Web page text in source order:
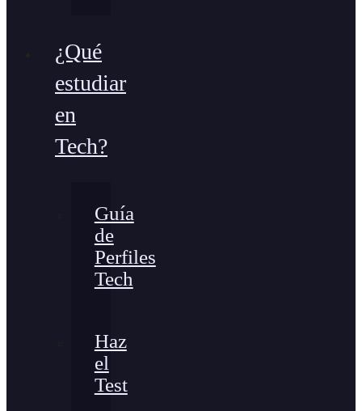
¿Qué
estudiar
en
Tech?
Guía
de
Perfiles
Tech
Haz
el
Test